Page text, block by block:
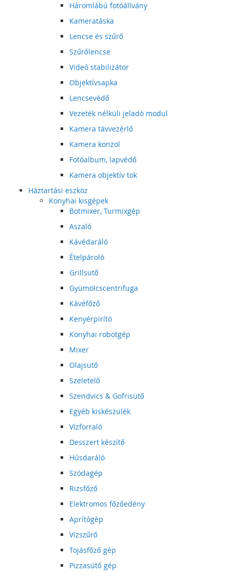
Háromlábú fotóállvány
Kameratáska
Lencse és szűrő
Szűrőlencse
Videó stabilizátor
Objektívsapka
Lencsevédő
Vezeték nélküli jeladó modul
Kamera távvezérlő
Kamera konzol
Fotóalbum, lapvédő
Kamera objektív tok
Háztartási eszköz
Konyhai kisgépek
Botmixer, Turmixgép
Aszaló
Kávédaráló
Ételpároló
Grillsütő
Gyümölcscentrifuga
Kávéfőző
Kenyérpirító
Konyhai robotgép
Mixer
Olajsütő
Szeletelő
Szendvics & Gofrisütő
Egyéb kiskészülék
Vízforraló
Desszert készítő
Húsdaráló
Szódagép
Rizsfőző
Elektromos főzőedény
Aprítógép
Vízszűrő
Tojásfőző gép
Pizzasütő gép